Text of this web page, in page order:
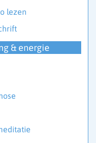
lezen
& energie